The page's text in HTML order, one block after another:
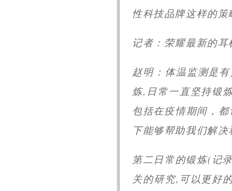
性科技品牌这样的策
记者：荣耀最新的
赵明：体温监测是
炼,日常一直坚持锻
包括在疫情期间，
下能够帮助我们解决
第二日常的锻炼(记
关的研究,可以更好